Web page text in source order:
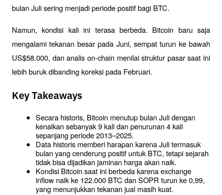
bulan Juli sering menjadi periode positif bagi BTC.
Namun, kondisi kali ini terasa berbeda. Bitcoin baru saja
mengalami tekanan besar pada Juni, sempat turun ke bawah
US$58.000, dan analis on-chain menilai struktur pasar saat ini
lebih buruk dibanding koreksi pada Februari.
Key Takeaways
Secara historis, Bitcoin menutup bulan Juli dengan
kenaikan sebanyak 9 kali dan penurunan 4 kali
sepanjang periode 2013–2025.
Data historis memberi harapan karena Juli termasuk
bulan yang cenderung positif untuk BTC, tetapi sejarah
tidak bisa dijadikan jaminan harga akan naik.
Kondisi Bitcoin saat ini berbeda karena exchange
inflow naik ke 122.000 BTC dan SOPR turun ke 0,99,
yang menunjukkan tekanan jual masih kuat.